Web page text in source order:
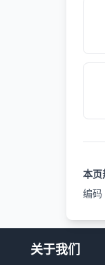
本页
编码
关于我们